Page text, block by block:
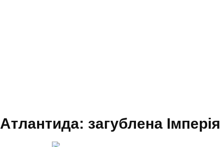
Атлантида: загублена Імперія